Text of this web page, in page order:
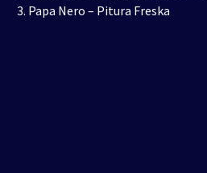
Papa Nero – Pitura Freska